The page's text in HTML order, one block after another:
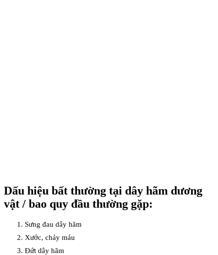
Dấu hiệu bất thường tại dây hãm dương
vật / bao quy đầu thường gặp:
1. Sưng đau dây hãm
2. Xước, chảy máu
3. Đứt dây hãm